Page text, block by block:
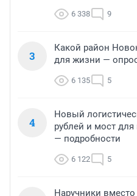
6 338 9
3
Какой район
для жизни —
6 135 5
4
Новый
рублей и мост для
— подробности
6 122 5
Наручники вместо